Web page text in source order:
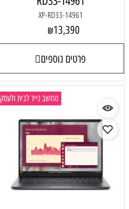
XP-RD33-14961
₪13,390
פרטים נוספים
מחשב נייד לבית ולעסק